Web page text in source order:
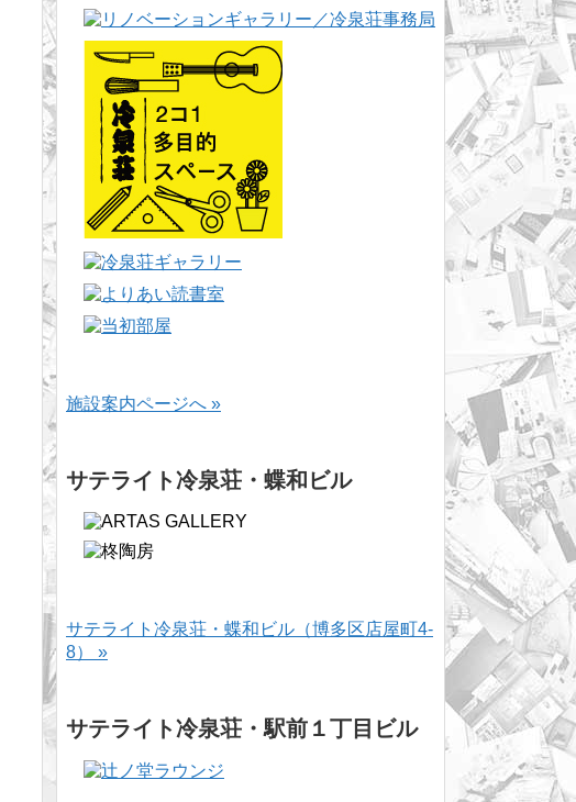
施設案内ページへ »
サテライト冷泉荘・蝶和ビル
サテライト冷泉荘・蝶和ビル（博多区店屋町4-
8） »
サテライト冷泉荘・駅前１丁目ビル